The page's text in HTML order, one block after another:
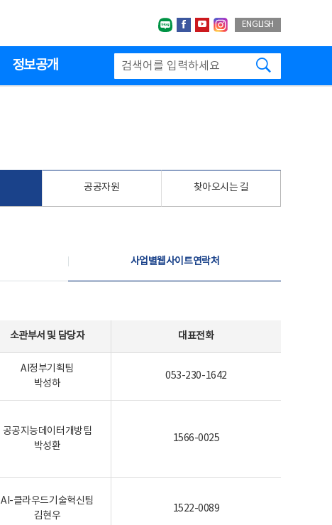
네이버블로그
페이스북
유투브인스타그랩
ENGLISH
정보공개
공공자원 찾아오시는 길
사업별웹사이트연락처
소관부서 및 담당자 대표전화
AI정부기획팀
박성하
053-230-1642
공공지능데이터개방팀
박성환
1566-0025
AI-클라우드기술혁신팀
김현우
1522-0089